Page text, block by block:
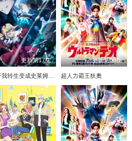
更新第17集
关于我转生变成史莱姆这档事第四季
更新第06集
超人力霸王狄奧